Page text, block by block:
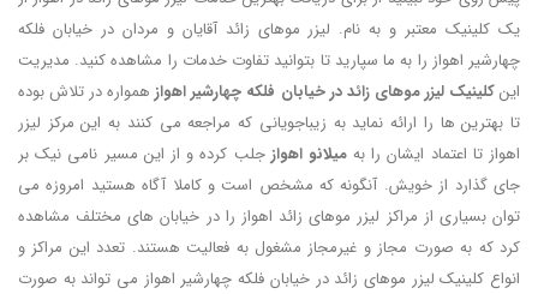
یک کلینیک معتبر و به نام. لیزر موهای زائد آقایان و مردان در خیابان فلکه
چهارشیر اهواز را به ما سپارید تا بتوانید تفاوت خدمات را مشاهده کنید. مدیریت
اینکلینیک لیزر موهای زائد در خیابان فلکه چهارشیر اهوازهمواره در تلاش بوده
تا بهترین ها را ارائه نماید به زیباجویانی که مراجعه می کنند به این مرکز لیزر
اهواز تا اعتماد ایشان را بهمیلانو اهواز جلب کرده و از این مسیر نامی نیک بر
جای گذارد از خویش. آنگونه که مشخص است و کاملا آگاه هستید امروزه می
توان بسیاری از مراکز لیزر موهای زائد اهواز را در خیابان های مختلف مشاهده
کرد که به صورت مجاز و غیرمجاز مشغول به فعالیت هستند. تعدد این مراکز و
انواع کلینیک لیزر موهای زائد در خیابان فلکه چهارشیر اهواز می تواند به صورت